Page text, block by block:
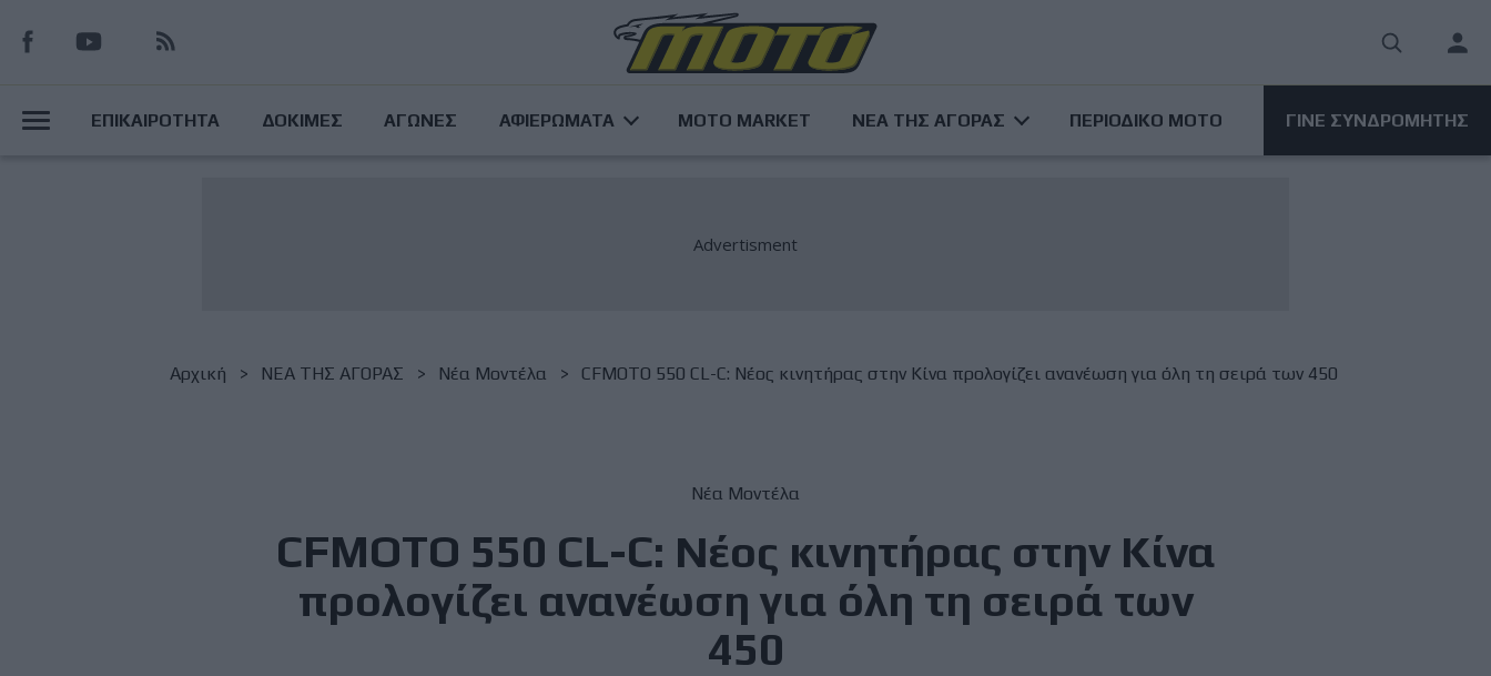
προς
κυρίως
User
MainΕΠΙΚΑΙΡΟΤΗΤΑ ΔΟΚΙΜΕΣ ΑΓΩΝΕΣ ΑΦΙΕΡΩΜΑΤΑ MOTO MARKET ΝΕΑ ΤΗΣ ΑΓΟΡΑΣ ΠΕΡΙΟΔΙΚΟ ΜΟΤΟ ΓΙΝΕ ΣΥΝΔΡΟΜΗΤΗΣ
Breadcrumb
Αρχική NΕΑ ΤΗΣ ΑΓΟΡΑΣ Νέα Μοντέλα CFMOTO 550 CL-C: Νέος κινητήρας στην Κίνα προλογίζει ανανέωση για όλη τη σειρά των 450
Νέα Μοντέλα
CFMOTO 550 CL-C: Νέος κινητήρας στην Κίνα
προλογίζει ανανέωση για όλη τη σειρά των
450